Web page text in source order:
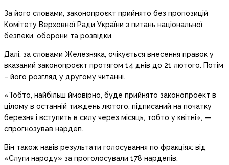
За його словами, законопроєкт прийнято без пропозицій
Комітету Верховної Ради України з питань національної
безпеки, оборони та розвідки.
Далі, за словами Железняка, очікується внесення правок у
вказаний законопроєкт протягом 14 днів до 21 лютого. Потім
– його розгляд у другому читанні.
«Тобто, найбільш ймовірно, буде прийнято законопроект в
цілому в останній тиждень лютого, підписаний на початку
березня і вступить в силу через місяць, тобто у квітні», —
спрогнозував нардеп.
Він також навів результати голосування по фракціях: від
«Слуги народу» за проголосували 178 нардепів,